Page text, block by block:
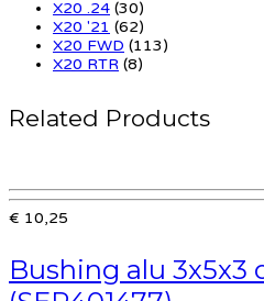
X20 .24 (30)
X20 '21 (62)
X20 FWD (113)
X20 RTR (8)
Related Products
€ 10,25
Bushing alu 3x5x3